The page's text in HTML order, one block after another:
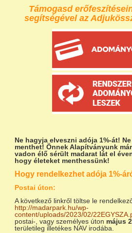
Támogasd
segítségével az
Ne hagyja elveszni adója 1%-át!
menthet! Önnek Alapítványunk
vadon élő sérült madarat lát el
hogy életeket menthessünk!
Hogy rendelkezhet adója 1%-
Postai úton:
A következő linkről töltse le
http://madarpark.hu/wp-
content/uploads/2023/02/
postai-, vagy személyes úton május
területileg illetékes NAV irodába.